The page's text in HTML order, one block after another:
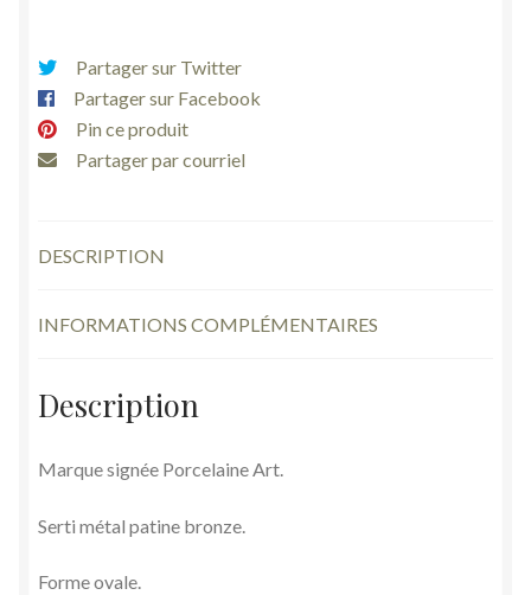
Porcelaine
Art
»
vintage
Partager sur Twitter
Partager sur Facebook
Pin ce produit
Partager par courriel
DESCRIPTION
INFORMATIONS COMPLÉMENTAIRES
Description
Marque signée Porcelaine Art.
Serti métal patine bronze.
Forme ovale.